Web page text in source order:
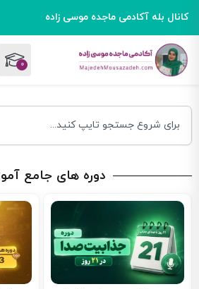
کانال بله آکادمی ماجده موسی زاده
0
دوره های جامع